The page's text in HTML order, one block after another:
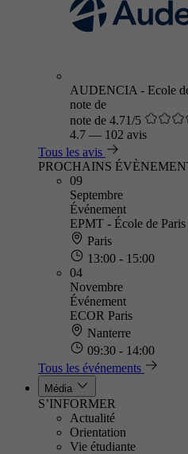
AUDENCIA - Ecole
note de
note de 4.71/5
4.7 — 102 avis
Tous les avis
PROCHAINS
09
Septembre
Événement
EPMT - École de
Paris
13:00 - 15:00
04
Novembre
Événement
ECOR Paris
Nanterre
09:30 - 14:00
Tous les événements
Média
S’INFORMER
Actualité
Orientation
Vie étudiante